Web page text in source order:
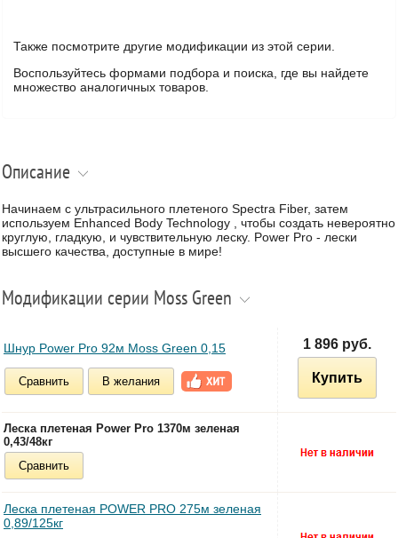
Также посмотрите другие модификации из этой серии.
Воспользуйтесь формами подбора и поиска, где вы найдете
множество аналогичных товаров.
Описание
Начинаем с ультрасильного плетеного Spectra Fiber, затем
используем Enhanced Body Technology , чтобы создать невероятно
круглую, гладкую, и чувствительную леску. Power Pro - лески
высшего качества, доступные в мире!
Модификации серии Moss Green
Шнур Power Pro 92м Moss Green 0,15
Сравнить В желания
1 896 руб.
Купить
Леска плетеная Power Pro 1370м зеленая
0,43/48кг
Сравнить
Леска плетеная POWER PRO 275м зеленая
0,89/125кг